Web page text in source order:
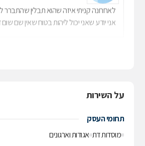
לאחרונה קניתי איזה שהוא תבלין
אני יודע שאני יכול ליהות בטוח שאין שם
על השירות
תחומי העסק
מוסדות דת אגודות וארגונים